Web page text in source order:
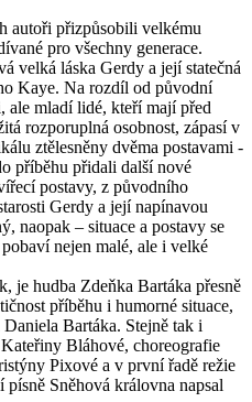
autoři přizpůsobili velkému
pro všechny generace.
velká láska Gerdy a její statečná
Kaye. Na rozdíl od původní
ale mladí lidé, kteří mají před
rozporuplná osobnost, zápasí v
ztělesněny dvěma postavami -
příběhu přidali další nové
postavy, z původního
Gerdy a její napínavou
naopak – situace a postavy se
nejen malé, ale i velké
je hudba Zdeňka Bartáka přesně
příběhu i humorné situace,
Bartáka. Stejně tak i
Bláhové, choreografie
Pixové a v první řadě režie
Sněhová královna napsal